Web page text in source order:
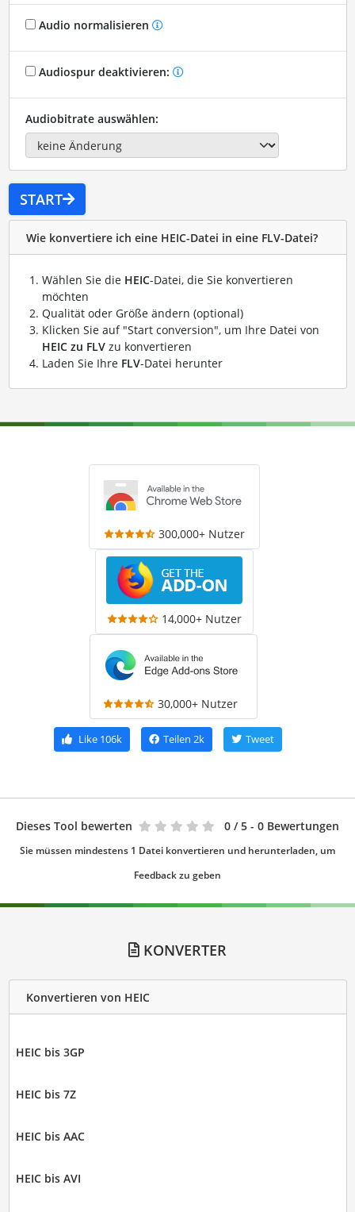
Audio normalisieren
Audiospur deaktivieren:
Audiobitrate auswählen:
START
Wie konvertiere ich eine HEIC-Datei in eine FLV-Datei?
Wählen Sie die HEIC-Datei, die Sie konvertieren
möchten
Qualität oder Größe ändern (optional)
Klicken Sie auf "Start conversion", um Ihre Datei von
HEIC zu FLVzu konvertieren
Laden Sie Ihre FLV-Datei herunter
300,000+ Nutzer
14,000+ Nutzer
30,000+ Nutzer
Like 106k Teilen 2k Tweet
Dieses Tool bewerten 0 / 5 - 0 Bewertungen
Sie müssen mindestens 1 Datei konvertieren und herunterladen, um
Feedback zu geben
KONVERTER
Konvertieren von HEIC
HEIC bis 3GP
HEIC bis 7Z
HEIC bis AAC
HEIC bis AVI